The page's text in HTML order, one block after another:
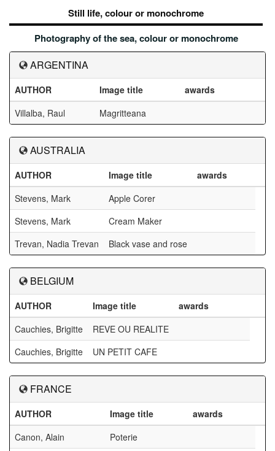
Still life, colour or monochrome
Photography of the sea, colour or monochrome
ARGENTINA
AUTHOR Image title
awards
Villalba, Raul
Magritteana
AUSTRALIA
AUTHOR Image title
awards
Stevens, Mark
Apple Corer
Stevens, Mark
Cream Maker
Trevan, Nadia Trevan
Black vase and rose
BELGIUM
AUTHOR Image title
awards
Cauchies, Brigitte
REVE OU REALITE
Cauchies, Brigitte
UN PETIT CAFE
FRANCE
AUTHOR Image title
awards
Canon, Alain
Poterie